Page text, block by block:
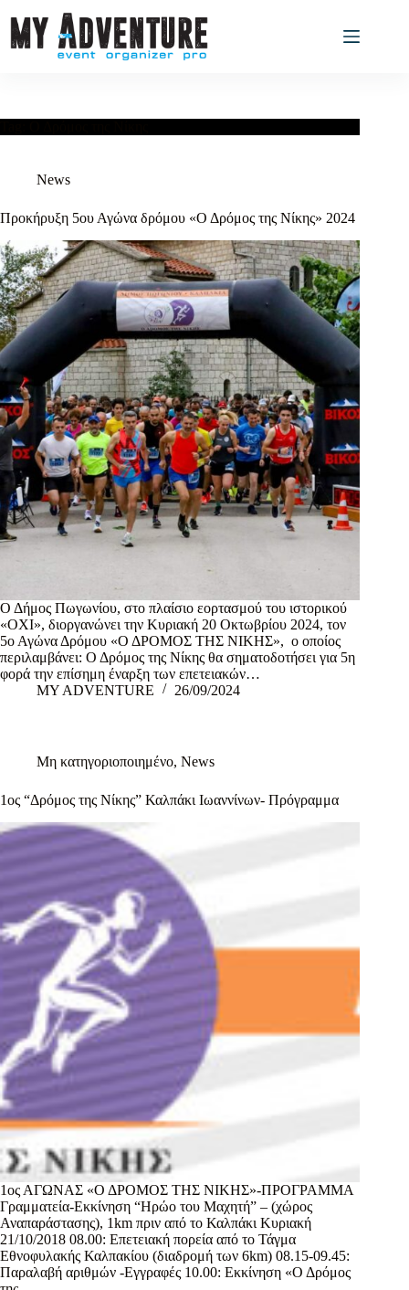
News
Προκήρυξη 5ου Αγώνα δρόμου «Ο Δρόμος της Νίκης» 2024
Ο Δήμος Πωγωνίου, στο πλαίσιο εορτασμού του ιστορικού
«ΟΧΙ», διοργανώνει την Κυριακή 20 Οκτωβρίου 2024, τον
5ο Αγώνα Δρόμου «Ο ΔΡΟΜΟΣ ΤΗΣ ΝΙΚΗΣ», ο οποίος
περιλαμβάνει: Ο Δρόμος της Νίκης θα σηματοδοτήσει για 5η
φορά την επίσημη έναρξη των επετειακών…
MY ADVENTURE
26/09/2024
Μη κατηγοριοποιημένο, News
1ος “Δρόμος της Νίκης” Καλπάκι Ιωαννίνων- Πρόγραμμα
1ος ΑΓΩΝΑΣ «Ο ΔΡΟΜΟΣ ΤΗΣ ΝΙΚΗΣ»-ΠΡΟΓΡΑΜΜΑ
Γραμματεία-Εκκίνηση “Ηρώο του Μαχητή” – (χώρος
Αναπαράστασης), 1km πριν από το Καλπάκι Κυριακή
21/10/2018 08.00: Επετειακή πορεία από το Τάγμα
Εθνοφυλακής Καλπακίου (διαδρομή των 6km) 08.15-09.45:
Παραλαβή αριθμών -Eγγραφές 10.00: Εκκίνηση «Ο Δρόμος